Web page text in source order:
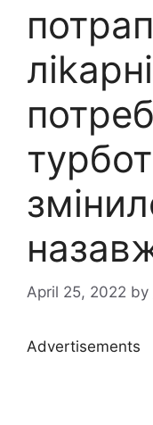
April 25, 2022 by
Advertisements